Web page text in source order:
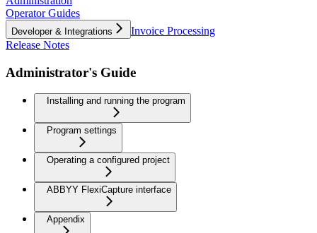
Operator Guides
Developer & Integrations
Invoice Processing
Release Notes
Administrator's Guide
Installing and running the program
Program settings
Operating a configured project
ABBYY FlexiCapture interface
Appendix